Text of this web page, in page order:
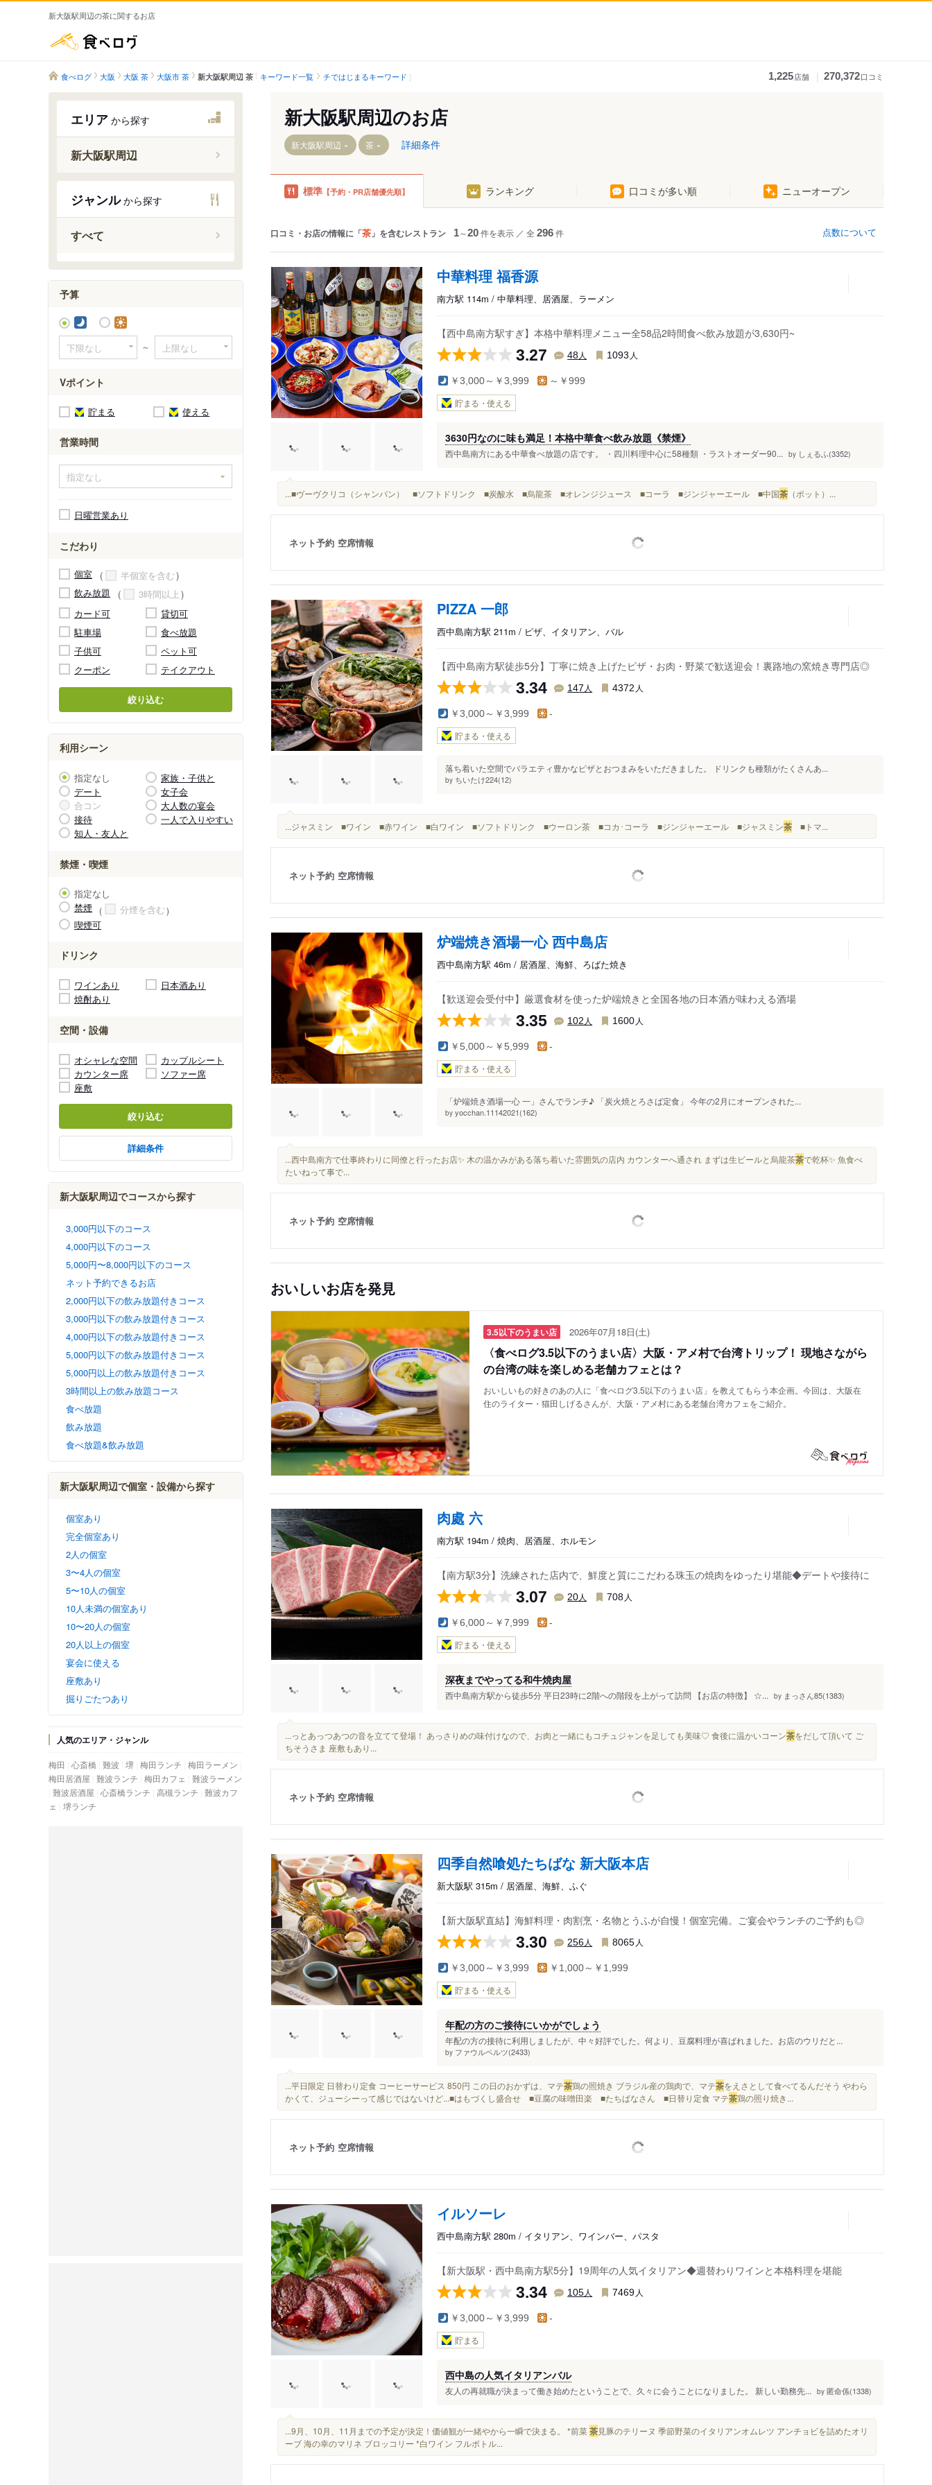
新大阪駅周辺の茶に関するお店
食べログ 大阪 大阪 茶 大阪市 茶 新大阪駅周辺 茶 キーワード一覧 チではじまるキーワード 1,225店舗 270,372口コミ
エリア から探す
新大阪駅周辺
東淀川駅
東三国駅
西中島南方駅
南方駅
ジャンルから探す
すべて
予算
～
Vポイント
貯まる 使える
営業時間
日曜営業あり
こだわり
個室
半個室を含む
飲み放題
3時間以上
カード可
貸切可
駐車場
食べ放題
子供可
ペット可
クーポン
テイクアウト
絞り込む
利用シーン
指定なし
家族・子供と
デート
女子会
合コン
大人数の宴会
接待
一人で入りやすい
知人・友人と
禁煙・喫煙
指定なし
禁煙
分煙を含む
喫煙可
ドリンク
ワインあり
日本酒あり
焼酎あり
空間・設備
オシャレな空間
カップルシート
カウンター席
ソファー席
座敷
絞り込む
詳細条件
新大阪駅周辺でコースから探す
3,000円以下のコース
4,000円以下のコース
5,000円〜8,000円以下のコース
ネット予約できるお店
2,000円以下の飲み放題付きコース
3,000円以下の飲み放題付きコース
4,000円以下の飲み放題付きコース
5,000円以下の飲み放題付きコース
5,000円以上の飲み放題付きコース
3時間以上の飲み放題コース
食べ放題
飲み放題
食べ放題&飲み放題
新大阪駅周辺で個室・設備から探す
個室あり
完全個室あり
2人の個室
3〜4人の個室
5〜10人の個室
10人未満の個室あり
10〜20人の個室
20人以上の個室
宴会に使える
座敷あり
掘りごたつあり
人気のエリア・ジャンル
梅田 心斎橋 難波 堺 梅田ランチ 梅田ラーメン
梅田居酒屋 難波ランチ 梅田カフェ
難波ラーメン
難波居酒屋 心斎橋ランチ 高槻ランチ 難波カフ
ェ
堺ランチ
新大阪駅周辺のお店
新大阪駅周辺 茶 詳細条件
標準 【予約・PR店舗優先順】 ランキング 口コミが多い順 ニューオープン
口コミ・お店の情報に「茶 」を含むレストラン 1～20件を表示 ／ 全 296件 点数について
中華料理 福香源
南方駅 114m / 中華料理、居酒屋、ラーメン
【西中島南方駅すぎ】本格中華料理メニュー全58品2時間食べ飲み放題が3,630円~
3.27 48人 1093 人
￥3,000～￥3,999 ～￥999
貯まる・使える
3630円なのに味も満足！本格中華食べ飲み放題《禁煙》
西中島南方にある中華食べ放題の店です。 ・四川料理中心に58種類 ・ラストオーダー90... by しぇるふ(3352)
...■ヴーヴクリコ（シャンパン） ■ソフトドリンク ■炭酸水 ■烏龍茶 ■オレンジジュース ■コーラ ■ジンジャーエール ■中国茶 （ポット）...
ネット予約 空席情報
PIZZA 一郎
西中島南方駅 211m / ピザ、イタリアン、バル
【西中島南方駅徒歩5分】丁寧に焼き上げたピザ・お肉・野菜で歓送迎会！裏路地の窯焼き専門店◎
3.34 147 人 4372 人
￥3,000～￥3,999 -
貯まる・使える
落ち着いた空間でバラエティ豊かなピザとおつまみをいただきました。 ドリンクも種類がたくさんあ...
by ちいたけ224(12)
...ジャスミン ■ワイン ■赤ワイン ■白ワイン ■ソフトドリンク ■ウーロン茶 ■コカ･コーラ ■ジンジャーエール ■ジャスミン茶 ■トマ...
ネット予約 空席情報
炉端焼き酒場一心 西中島店
西中島南方駅 46m / 居酒屋、海鮮、ろばた焼き
【歓送迎会受付中】厳選食材を使った炉端焼きと全国各地の日本酒が味わえる酒場
3.35 102 人 1600 人
￥5,000～￥5,999 -
貯まる・使える
「炉端焼き酒場一心 一」さんでランチ♪ 「炭火焼とろさば定食」 今年の2月にオープンされた...
by yocchan.11142021(162)
...西中島南方で仕事終わりに同僚と行ったお店✨ 木の温かみがある落ち着いた雰囲気の店内 カウンターへ通され まずは生ビールと烏龍茶茶で乾杯✨ 魚食べ
たいねって事で...
ネット予約 空席情報
おいしいお店を発見
3.5以下のうまい店 2026年07月18日(土)
〈食べログ3.5以下のうまい店〉大阪・アメ村で台湾トリップ！ 現地さながら
の台湾の味を楽しめる老舗カフェとは？
おいしいもの好きのあの人に「食べログ3.5以下のうまい店」を教えてもらう本企画。今回は、大阪在
住のライター・猫田しげるさんが、大阪・アメ村にある老舗台湾カフェをご紹介。
肉處 六
南方駅 194m / 焼肉、居酒屋、ホルモン
【南方駅3分】洗練された店内で、鮮度と質にこだわる珠玉の焼肉をゆったり堪能◆デートや接待に
3.07 20人 708 人
￥6,000～￥7,999 -
貯まる・使える
深夜までやってる和牛焼肉屋
西中島南方駅から徒歩5分 平日23時に2階への階段を上がって訪問 【お店の特徴】 ☆... by まっさん85(1383)
...っとあっつあつの音を立てて登場！ あっさりめの味付けなので、お肉と一緒にもコチュジャンを足しても美味♡ 食後に温かいコーン茶をだして頂いて ご
ちそうさま 座敷もあり...
ネット予約 空席情報
四季自然喰処たちばな 新大阪本店
新大阪駅 315m / 居酒屋、海鮮、ふぐ
【新大阪駅直結】海鮮料理・肉割烹・名物とうふが自慢！個室完備。ご宴会やランチのご予約も◎
3.30 256人 8065 人
￥3,000～￥3,999 ￥1,000～￥1,999
貯まる・使える
年配の方のご接待にいかがでしょう
年配の方の接待に利用しましたが、中々好評でした。何より、豆腐料理が喜ばれました。お店のウリだと...
by ファウルペルツ(2433)
...平日限定 日替わり定食 コーヒーサービス 850円 この日のおかずは、マテ茶鶏の照焼き ブラジル産の鶏肉で、マテ茶をえさとして食べてるんだそう やわら
かくて、ジューシーって感じではないけど...■はもづくし盛合せ ■豆腐の味噌田楽 ■たちばなさん ■日替り定食 マテ茶鶏の照り焼き...
ネット予約 空席情報
イルソーレ
西中島南方駅 280m / イタリアン、ワインバー、パスタ
【新大阪駅・西中島南方駅5分】19周年の人気イタリアン◆週替わりワインと本格料理を堪能
3.34 105人 7469 人
￥3,000～￥3,999 -
貯まる
西中島の人気イタリアンバル
友人の再就職が決まって働き始めたということで、久々に会うことになりました。 新しい勤務先... by 匿命係(1338)
...9月、10月、11月までの予定が決定！価値観が一緒やから一瞬で決まる。 *前菜茶見豚のテリーヌ 季節野菜のイタリアンオムレツ アンチョビを詰めたオリ
ーブ 海の幸のマリネ ブロッコリー *白ワイン フルボトル...